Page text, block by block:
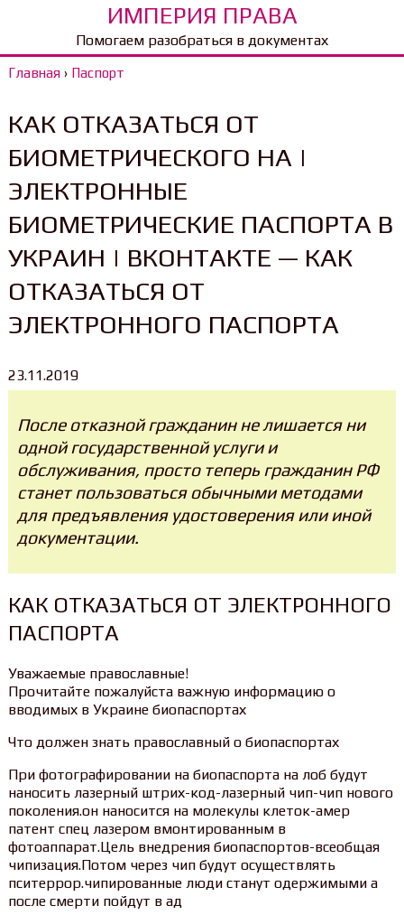
ИМПЕРИЯ ПРАВА
Помогаем разобраться в документах
Главная› Паспорт
КАК ОТКАЗАТЬСЯ ОТ
БИОМЕТРИЧЕСКОГО НА |
ЭЛЕКТРОННЫЕ
БИОМЕТРИЧЕСКИЕ ПАСПОРТА В
УКРАИН | ВКОНТАКТЕ — КАК
ОТКАЗАТЬСЯ ОТ
ЭЛЕКТРОННОГО ПАСПОРТА
23.11.2019
После отказной гражданин не лишается ни
одной государственной услуги и
обслуживания, просто теперь гражданин РФ
станет пользоваться обычными методами
для предъявления удостоверения или иной
документации.
КАК ОТКАЗАТЬСЯ ОТ ЭЛЕКТРОННОГО
ПАСПОРТА
Уважаемые православные!
Прочитайте пожалуйста важную информацию о
вводимых в Украине биопаспортах
Что должен знать православный о биопаспортах
При фотографировании на биопаспорта на лоб будут
наносить лазерный штрих-код-лазерный чип-чип нового
поколения.он наносится на молекулы клеток-амер
патент спец лазером вмонтированным в
фотоаппарат.Цель внедрения биопаспортов-всеобщая
чипизация.Потом через чип будут осуществлять
пситеррор.чипированные люди станут одержимыми а
после смерти пойдут в ад